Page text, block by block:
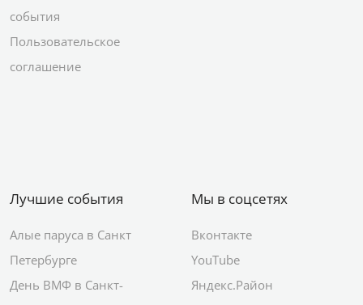
события
Пользовательское
соглашение
Лучшие события
Алые паруса в Санкт
Петербурге
День ВМФ в Санкт-
Мы в соцсетях
Вконтакте
YouTube
Яндекс.Район